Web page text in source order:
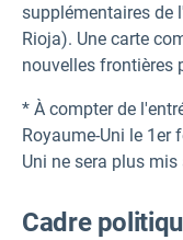
supplémentaires de
Rioja). Une carte
nouvelles frontières
* À compter de
Royaume-Uni le 1er
Uni ne sera plus
Cadre